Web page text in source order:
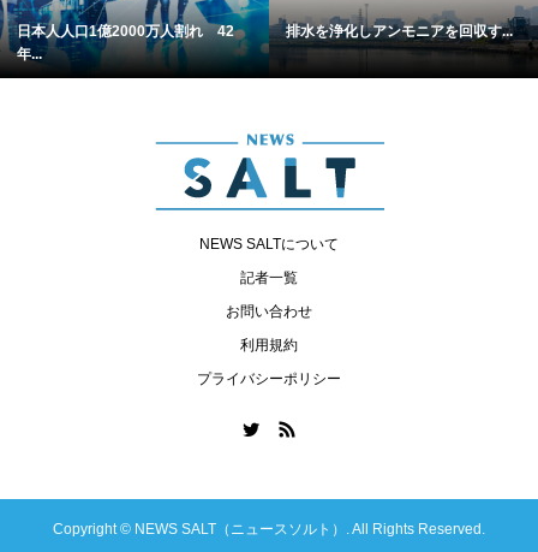
日本人人口1億2000万人割れ 42
年...
排水を浄化しアンモニアを回収す...
NEWS SALTについて
記者一覧
お問い合わせ
利用規約
プライバシーポリシー
Copyright © NEWS SALT（ニュースソルト）. All Rights Reserved.